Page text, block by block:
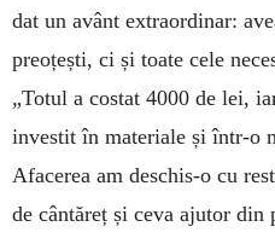
dat un avânt extraordinar:
preoțești, ci și toate cele
„Totul a costat 4000 de lei,
investit în materiale și într-o
Afacerea am deschis-o cu
de cântăreț și ceva ajutor din